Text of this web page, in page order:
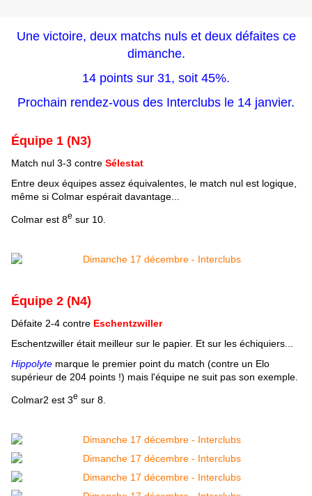
Une victoire, deux matchs nuls et deux défaites ce
dimanche.
14 points sur 31, soit 45%.
Prochain rendez-vous des Interclubs le 14 janvier.
Équipe 1 (N3)
Match nul 3-3 contre Sélestat
Entre deux équipes assez équivalentes, le match nul est logique,
même si Colmar espérait davantage...
Colmar est 8e sur 10.
Équipe 2 (N4)
Défaite 2-4 contre Eschentzwiller
Eschentzwiller était meilleur sur le papier. Et sur les échiquiers...
Hippolyte marque le premier point du match (contre un Elo
supérieur de 204 points !) mais l'équipe ne suit pas son exemple.
Colmar2 est 3e sur 8.